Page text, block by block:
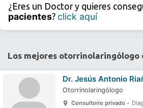
Buscar
¿Eres un
¿Eres un Doctor y quieres
pacientes? click aquí
Los mejores otorrinolaringólogo
Dr. Jesús Antonio
Otorrinolaringólogo
Consultorio privado -
⇧
©
contributors.